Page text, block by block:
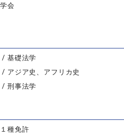
会
/ 基礎法学
/ アジア史、アフリカ史
/ 刑事法学
種免許